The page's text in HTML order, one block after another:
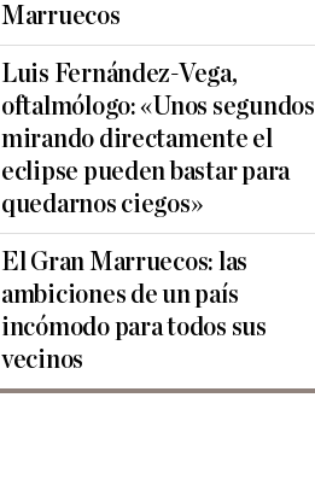
Marruecos
Luis Fernández-Vega,
oftalmólogo: «Unos segundos
mirando directamente el
eclipse pueden bastar para
quedarnos ciegos»
El Gran Marruecos: las
ambiciones de un país
incómodo para todos sus
vecinos